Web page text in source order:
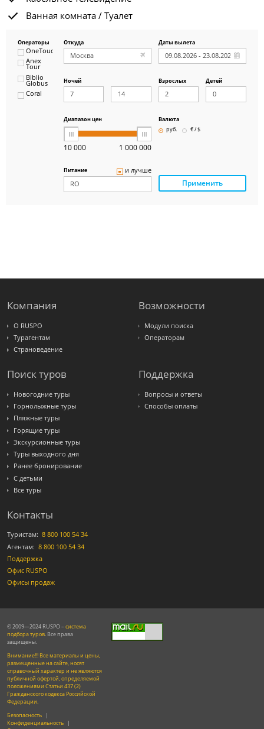
Ванная комната / Туалет
Операторы
OneTouch&Travel
Anex
Tour
Biblio
Globus
Coral
Интурист
Откуда Даты вылета
Ночей Взрослых Детей
Диапазон цен
10 000 1 000 000
Валюта
руб.
€ / $
Питание и лучше
Применить
Компания
О RUSPO
Турагентам
Страноведение
Возможности
Модули поиска
Операторам
Поиск туров
Новогодние туры
Горнолыжные туры
Пляжные туры
Горящие туры
Экскурсионные туры
Туры выходного дня
Ранее бронирование
С детьми
Все туры
Поддержка
Вопросы и ответы
Способы оплаты
Контакты
Туристам: 8 800 100 54 34
Агентам: 8 800 100 54 34
Поддержка
Офис RUSPO
Офисы продаж
© 2009—2024 RUSPO – система
подбора туров. Все права
защищены.
Внимание!!! Все материалы и цены,
размещенные на сайте, носят
справочный характер и не являются
публичной офертой, определяемой
положениями Статьи 437 (2)
Гражданского кодекса Российской
Федерации.
Безопасность |
Конфиденциальность |